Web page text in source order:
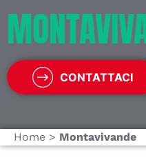
CONTATTACI
Home > Montavivande